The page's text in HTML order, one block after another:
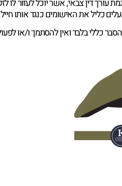
דין צבאי, אשר יוכל לעזור לו
כליל את האישומים כנגד אותו
כללי בלבד ואין להסתמך ו/או